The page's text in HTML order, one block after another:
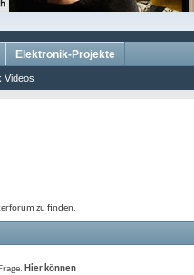
Videos
Elektronik-Projekte
zu finden.
Hier können